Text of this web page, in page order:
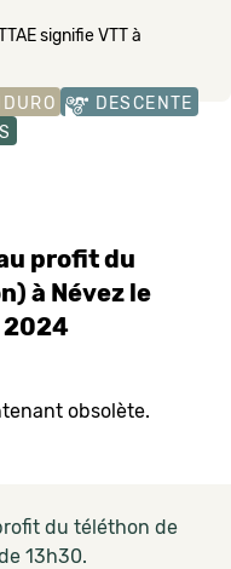
signifie VTT à
DESCENTE
profit du
à Névez le
2024
obsolète.
du téléthon de
13h30.